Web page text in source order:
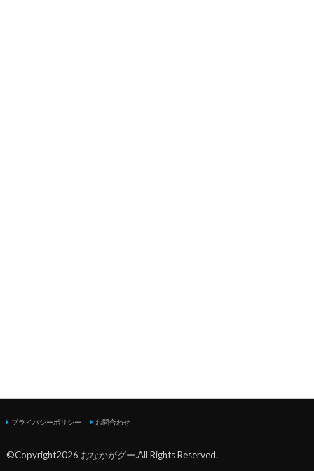
プライバシーポリシー お問合わせ
©Copyright2026 おなかがグー.All Rights Reserved.